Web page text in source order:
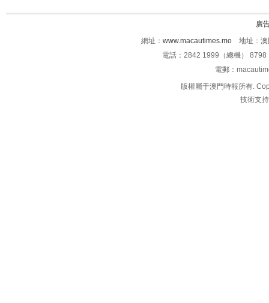
廣
網址： www.macautimes.mo 地址：澳
電話：2842 1999（總機）
電郵：
版權屬于澳門時報所有.
技術支